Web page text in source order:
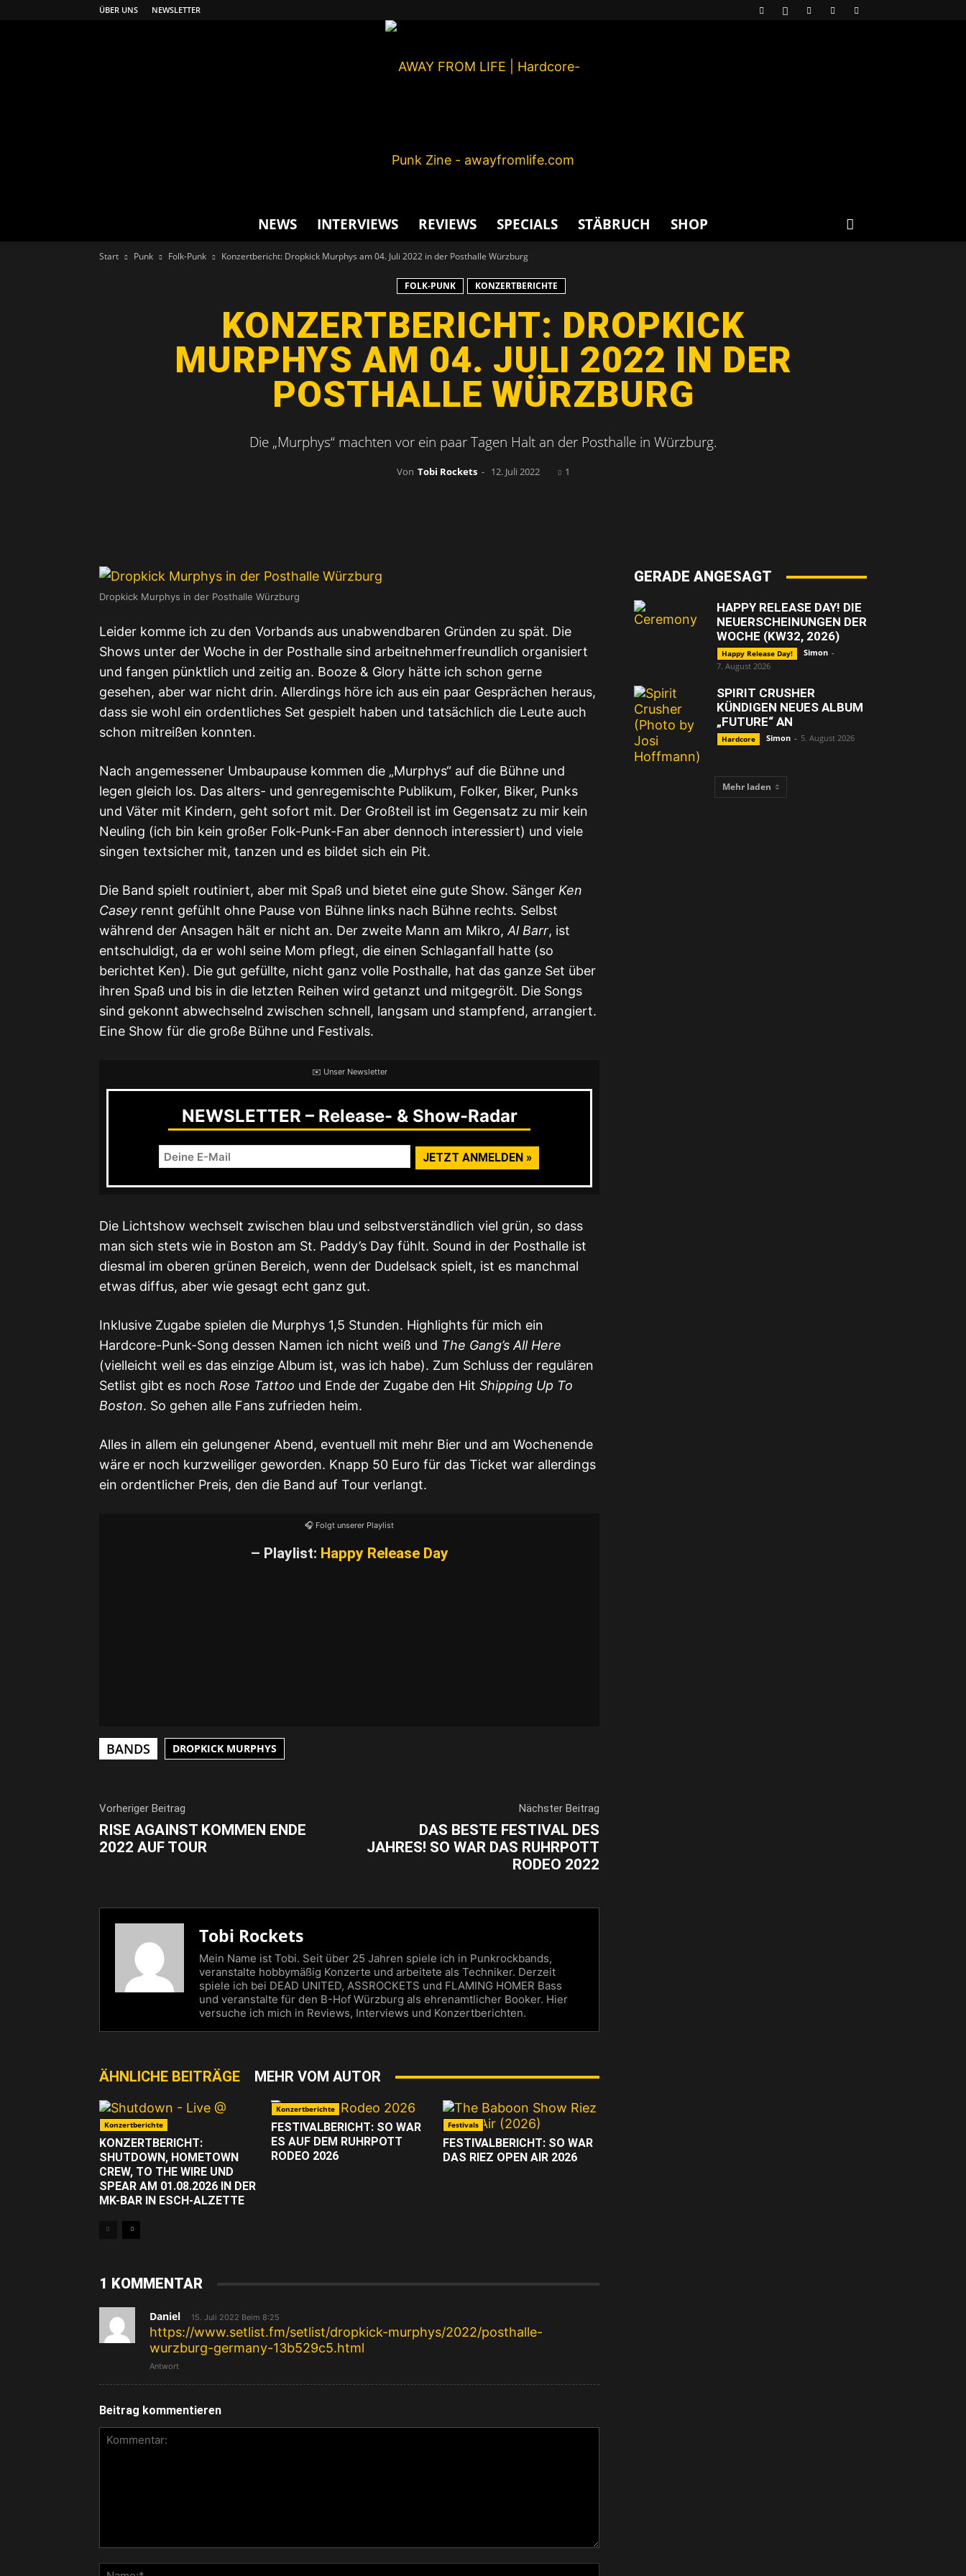
ÜBER UNS NEWSLETTER
AWAY
FROM
LIFE
NEWS INTERVIEWS REVIEWS SPECIALS STÄBRUCH SHOP
Start Punk Folk-Punk Konzertbericht: Dropkick Murphys am 04. Juli 2022 in der Posthalle Würzburg
FOLK-PUNK KONZERTBERICHTE
KONZERTBERICHT: DROPKICK
MURPHYS AM 04. JULI 2022 IN DER
POSTHALLE WÜRZBURG
Die „Murphys“ machten vor ein paar Tagen Halt an der Posthalle in Würzburg.
Von Tobi Rockets - 12. Juli 2022 1
Dropkick Murphys in der Posthalle Würzburg
Leider komme ich zu den Vorbands aus unabwendbaren Gründen zu spät. Die
Shows unter der Woche in der Posthalle sind arbeitnehmerfreundlich organisiert
und fangen pünktlich und zeitig an. Booze & Glory hätte ich schon gerne
gesehen, aber war nicht drin. Allerdings höre ich aus ein paar Gesprächen heraus,
dass sie wohl ein ordentliches Set gespielt haben und tatsächlich die Leute auch
schon mitreißen konnten.
Nach angemessener Umbaupause kommen die „Murphys“ auf die Bühne und
legen gleich los. Das alters- und genregemischte Publikum, Folker, Biker, Punks
und Väter mit Kindern, geht sofort mit. Der Großteil ist im Gegensatz zu mir kein
Neuling (ich bin kein großer Folk-Punk-Fan aber dennoch interessiert) und viele
singen textsicher mit, tanzen und es bildet sich ein Pit.
Die Band spielt routiniert, aber mit Spaß und bietet eine gute Show. Sänger Ken
Casey rennt gefühlt ohne Pause von Bühne links nach Bühne rechts. Selbst
während der Ansagen hält er nicht an. Der zweite Mann am Mikro, Al Barr, ist
entschuldigt, da er wohl seine Mom pflegt, die einen Schlaganfall hatte (so
berichtet Ken). Die gut gefüllte, nicht ganz volle Posthalle, hat das ganze Set über
ihren Spaß und bis in die letzten Reihen wird getanzt und mitgegrölt. Die Songs
sind gekonnt abwechselnd zwischen schnell, langsam und stampfend, arrangiert.
Eine Show für die große Bühne und Festivals.
✉️ Unser Newsletter
NEWSLETTER – Release- & Show-Radar
Die Lichtshow wechselt zwischen blau und selbstverständlich viel grün, so dass
man sich stets wie in Boston am St. Paddy’s Day fühlt. Sound in der Posthalle ist
diesmal im oberen grünen Bereich, wenn der Dudelsack spielt, ist es manchmal
etwas diffus, aber wie gesagt echt ganz gut.
Inklusive Zugabe spielen die Murphys 1,5 Stunden. Highlights für mich ein
Hardcore-Punk-Song dessen Namen ich nicht weiß und The Gang’s All Here
(vielleicht weil es das einzige Album ist, was ich habe). Zum Schluss der regulären
Setlist gibt es noch Rose Tattoo und Ende der Zugabe den Hit Shipping Up To
Boston. So gehen alle Fans zufrieden heim.
Alles in allem ein gelungener Abend, eventuell mit mehr Bier und am Wochenende
wäre er noch kurzweiliger geworden. Knapp 50 Euro für das Ticket war allerdings
ein ordentlicher Preis, den die Band auf Tour verlangt.
🎧 Folgt unserer Playlist
– Playlist: Happy Release Day
BANDS DROPKICK MURPHYS
Vorheriger Beitrag
RISE AGAINST KOMMEN ENDE
2022 AUF TOUR
Nächster Beitrag
DAS BESTE FESTIVAL DES
JAHRES! SO WAR DAS RUHRPOTT
RODEO 2022
Tobi Rockets
Mein Name ist Tobi. Seit über 25 Jahren spiele ich in Punkrockbands,
veranstalte hobbymäßig Konzerte und arbeitete als Techniker. Derzeit
spiele ich bei DEAD UNITED, ASSROCKETS und FLAMING HOMER Bass
und veranstalte für den B-Hof Würzburg als ehrenamtlicher Booker. Hier
versuche ich mich in Reviews, Interviews und Konzertberichten.
ÄHNLICHE BEITRÄGE MEHR VOM AUTOR
Konzertberichte
KONZERTBERICHT:
SHUTDOWN, HOMETOWN
CREW, TO THE WIRE UND
SPEAR AM 01.08.2026 IN DER
MK-BAR IN ESCH-ALZETTE
Konzertberichte
FESTIVALBERICHT: SO WAR
ES AUF DEM RUHRPOTT
RODEO 2026
Festivals
FESTIVALBERICHT: SO WAR
DAS RIEZ OPEN AIR 2026
1 KOMMENTAR
Daniel 15. Juli 2022 Beim 8:25
https://www.setlist.fm/setlist/dropkick-murphys/2022/posthalle-
wurzburg-germany-13b529c5.html
Antwort
Beitrag kommentieren
GERADE ANGESAGT
HAPPY RELEASE DAY! DIE
NEUERSCHEINUNGEN DER
WOCHE (KW32, 2026)
Happy Release Day! Simon -
7. August 2026
SPIRIT CRUSHER
KÜNDIGEN NEUES ALBUM
„FUTURE“ AN
Hardcore Simon - 5. August 2026
Mehr laden